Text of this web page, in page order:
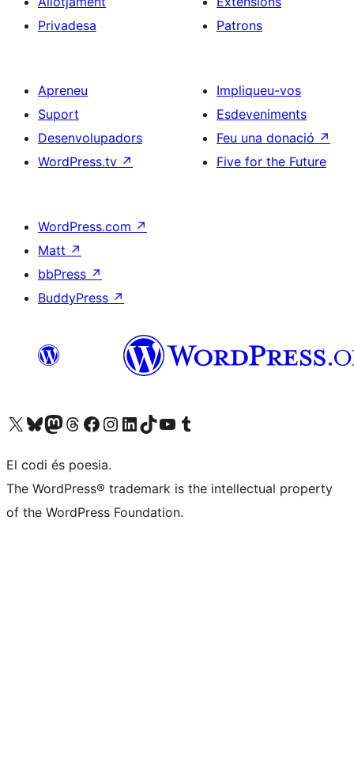
Privadesa
Patrons
Apreneu
Suport
Desenvolupadors
WordPress.tv ↗
Impliqueu-vos
Esdeveniments
Feu una donació ↗
Five for the Future
WordPress.com ↗
Matt ↗
bbPress ↗
BuddyPress ↗
Visiteu el nostre compte X (abans Twitter)
Visiteu el nostre compte de Bluesky
Visiteu el nostre compte al Mastodon
Visiteu el nostre compte de Threads
Visiteu la nostra pàgina al Facebook
Visiteu el nostre compte d'Instagram
Visiteu el nostre compte de LinkedIn
Visiteu el nostre compte de TikTok
Visiteu el nostre canal al YouTube
Visiteu el nostre compte de Tumblr
El codi és poesia.
The WordPress® trademark is the intellectual property
of the WordPress Foundation.